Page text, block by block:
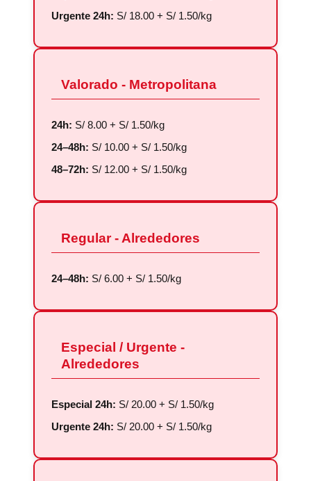
Urgente 24h: S/ 18.00 + S/ 1.50/kg
Valorado - Metropolitana
24h: S/ 8.00 + S/ 1.50/kg
24–48h: S/ 10.00 + S/ 1.50/kg
48–72h: S/ 12.00 + S/ 1.50/kg
Regular - Alrededores
24–48h: S/ 6.00 + S/ 1.50/kg
Especial / Urgente -
Alrededores
Especial 24h: S/ 20.00 + S/ 1.50/kg
Urgente 24h: S/ 20.00 + S/ 1.50/kg